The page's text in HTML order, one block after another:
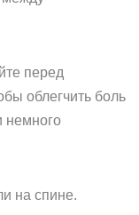
перед
облегчить боль
немного
на спине.